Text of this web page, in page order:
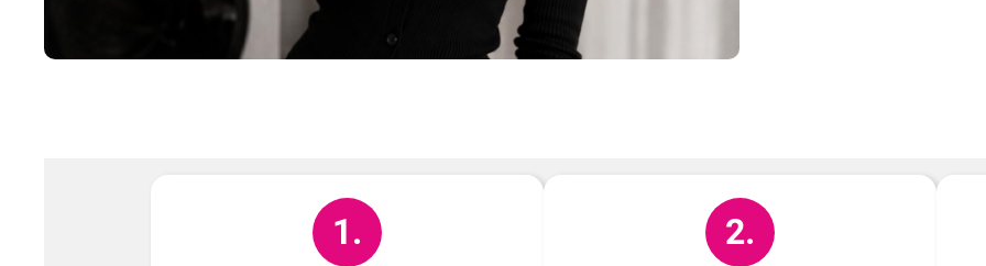
Ako na to?
1. 2.